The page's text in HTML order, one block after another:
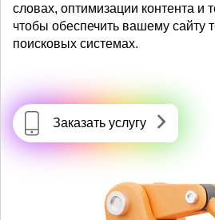
словах, оптимизации контента и
чтобы обеспечить вашему сайту
поисковых системах.
Заказать услугу